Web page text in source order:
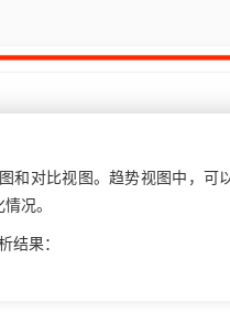
和对比视图。趋势视图中，可
况。
结果：